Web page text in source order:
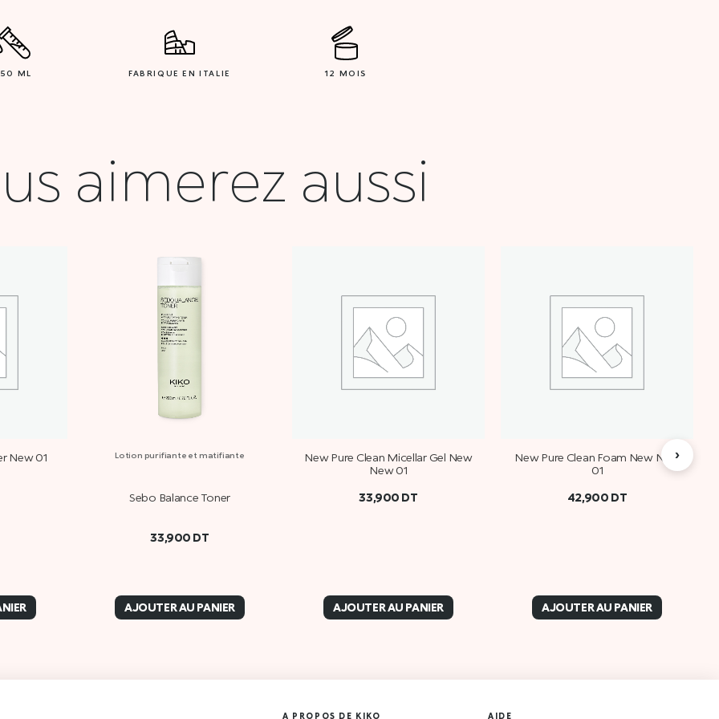
ML FABRIQUE EN ITALIE 12 MOIS
aimerez aussi
New 01 Lotion purifiante et matifiante
Sebo Balance Toner
33,900 DT
AJOUTER AU PANIER
New Pure Clean Micellar Gel New
New 01
33,900 DT
AJOUTER AU PANIER
New Pure Clean Foam New New
01
42,900 DT
AJOUTER AU PANIER
›
A PROPOS DE KIKO AIDE